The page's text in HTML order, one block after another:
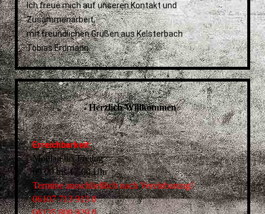
Ich freue mich auf unseren Kontakt und
Zusammenarbeit,
mit freundlichen Grüßen aus Kelsterbach
Tobias Erdmann
Herzlich Willkommen
Erreichbarkeit:
Montag bis Freitag
09.00 bis 17.00 Uhr
Termine ausschließlich nach Vereinbarung!
06107 713 913 0